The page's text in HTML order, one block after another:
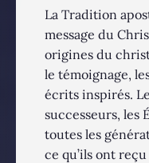
La Tradition
message du
origines du
le témoignage,
écrits inspirés.
successeurs, les
toutes les
ce qu’ils ont